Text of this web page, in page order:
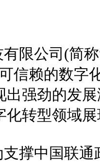
公司(简称
信赖的数字
出强劲的发
化转型领域
撑中国联